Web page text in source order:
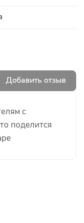
с
поделится
Добавить отзыв